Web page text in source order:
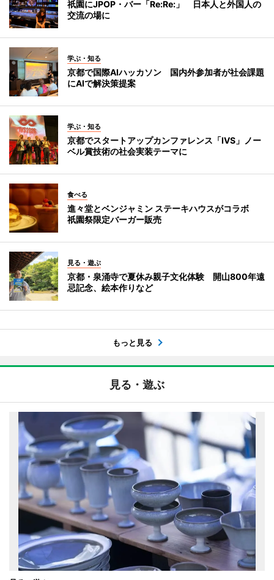
祇園にJPOP・バー「Re:Re:」 日本人と外国人の
交流の場に
学ぶ・知る
京都で国際AIハッカソン 国内外参加者が社会課題
にAIで解決策提案
学ぶ・知る
京都でスタートアップカンファレンス「IVS」ノー
ベル賞技術の社会実装テーマに
食べる
進々堂とベンジャミン ステーキハウスがコラボ
祇園祭限定バーガー販売
見る・遊ぶ
京都・泉涌寺で夏休み親子文化体験 開山800年遠
忌記念、絵本作りなど
もっと見る
見る・遊ぶ